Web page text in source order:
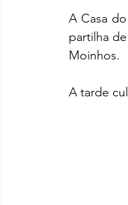
A Casa
partilha
Moinhos.
A tarde